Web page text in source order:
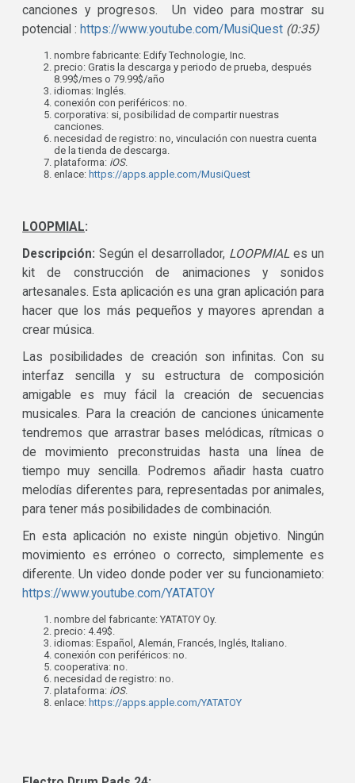
canciones y progresos. Un video para mostrar su
potencial : https://www.youtube.com/MusiQuest (0:35)
nombre fabricante: Edify Technologie, Inc.
precio: Gratis la descarga y periodo de prueba, después
8.99$/mes o 79.99$/año
idiomas: Inglés.
conexión con periféricos: no.
corporativa: si, posibilidad de compartir nuestras
canciones.
necesidad de registro: no, vinculación con nuestra cuenta
de la tienda de descarga.
plataforma: iOS.
enlace: https://apps.apple.com/MusiQuest
LOOPMIAL:
Descripción:Según el desarrollador, LOOPMIALes un
kit de construcción de animaciones y sonidos
artesanales. Esta aplicación es una gran aplicación para
hacer que los más pequeños y mayores aprendan a
crear música.
Las posibilidades de creación son infinitas. Con su
interfaz sencilla y su estructura de composición
amigable es muy fácil la creación de secuencias
musicales. Para la creación de canciones únicamente
tendremos que arrastrar bases melódicas, rítmicas o
de movimiento preconstruidas hasta una línea de
tiempo muy sencilla. Podremos añadir hasta cuatro
melodías diferentes para, representadas por animales,
para tener más posibilidades de combinación.
En esta aplicación no existe ningún objetivo. Ningún
movimiento es erróneo o correcto, simplemente es
diferente. Un video donde poder ver su funcionamieto:
https://www.youtube.com/YATATOY
nombre del fabricante: YATATOY Oy.
precio: 4.49$.
idiomas: Español, Alemán, Francés, Inglés, Italiano.
conexión con periféricos: no.
cooperativa: no.
necesidad de registro: no.
plataforma: iOS.
enlace: https://apps.apple.com/YATATOY